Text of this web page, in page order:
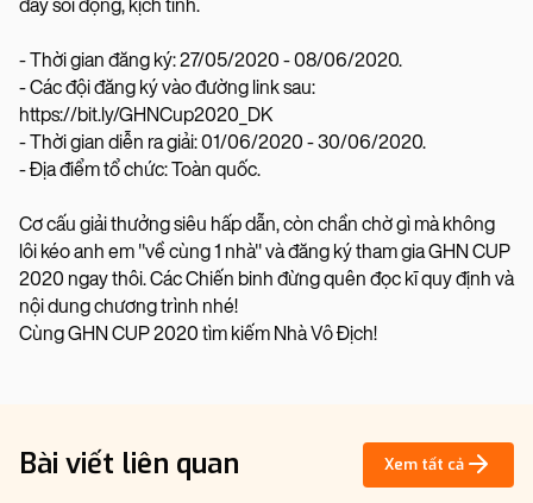
đầy sôi động, kịch tính.
- Thời gian đăng ký: 27/05/2020 - 08/06/2020.
- Các đội đăng ký vào đường link sau:
https://bit.ly/GHNCup2020_DK
- Thời gian diễn ra giải: 01/06/2020 - 30/06/2020.
- Địa điểm tổ chức: Toàn quốc.
Cơ cấu giải thưởng siêu hấp dẫn, còn chần chờ gì mà không
lôi kéo anh em "về cùng 1 nhà" và đăng ký tham gia GHN CUP
2020 ngay thôi. Các Chiến binh đừng quên đọc kĩ quy định và
nội dung chương trình nhé!
Cùng GHN CUP 2020 tìm kiếm Nhà Vô Địch!
Bài viết liên quan Xem tất cả